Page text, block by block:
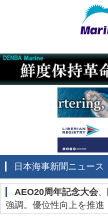
日本海事新聞ニュース
AEO20周年記念大会
強調。優位性向上を推進